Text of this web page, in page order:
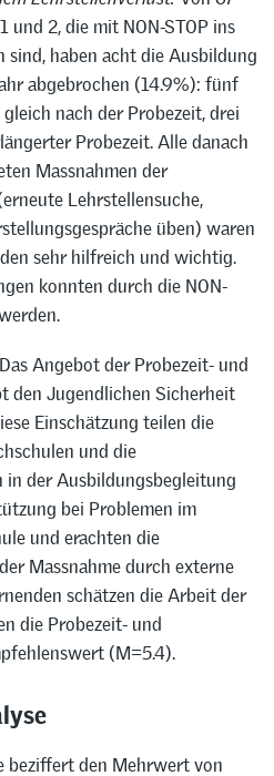
und 2, die mit NON-STOP ins
sind, haben acht die Ausbildung
abgebrochen (14.9%): fünf
nach der Probezeit, drei
Probezeit. Alle danach
Massnahmen der
Lehrstellensuche,
üben) waren
sehr hilfreich und wichtig.
konnten durch die NON-
Das Angebot der Probezeit- und
den Jugendlichen Sicherheit
Einschätzung teilen die
und die
in der Ausbildungsbegleitung
bei Problemen im
und erachten die
Massnahme durch externe
schätzen die Arbeit der
die Probezeit- und
(M=5.4).
beziffert den Mehrwert von